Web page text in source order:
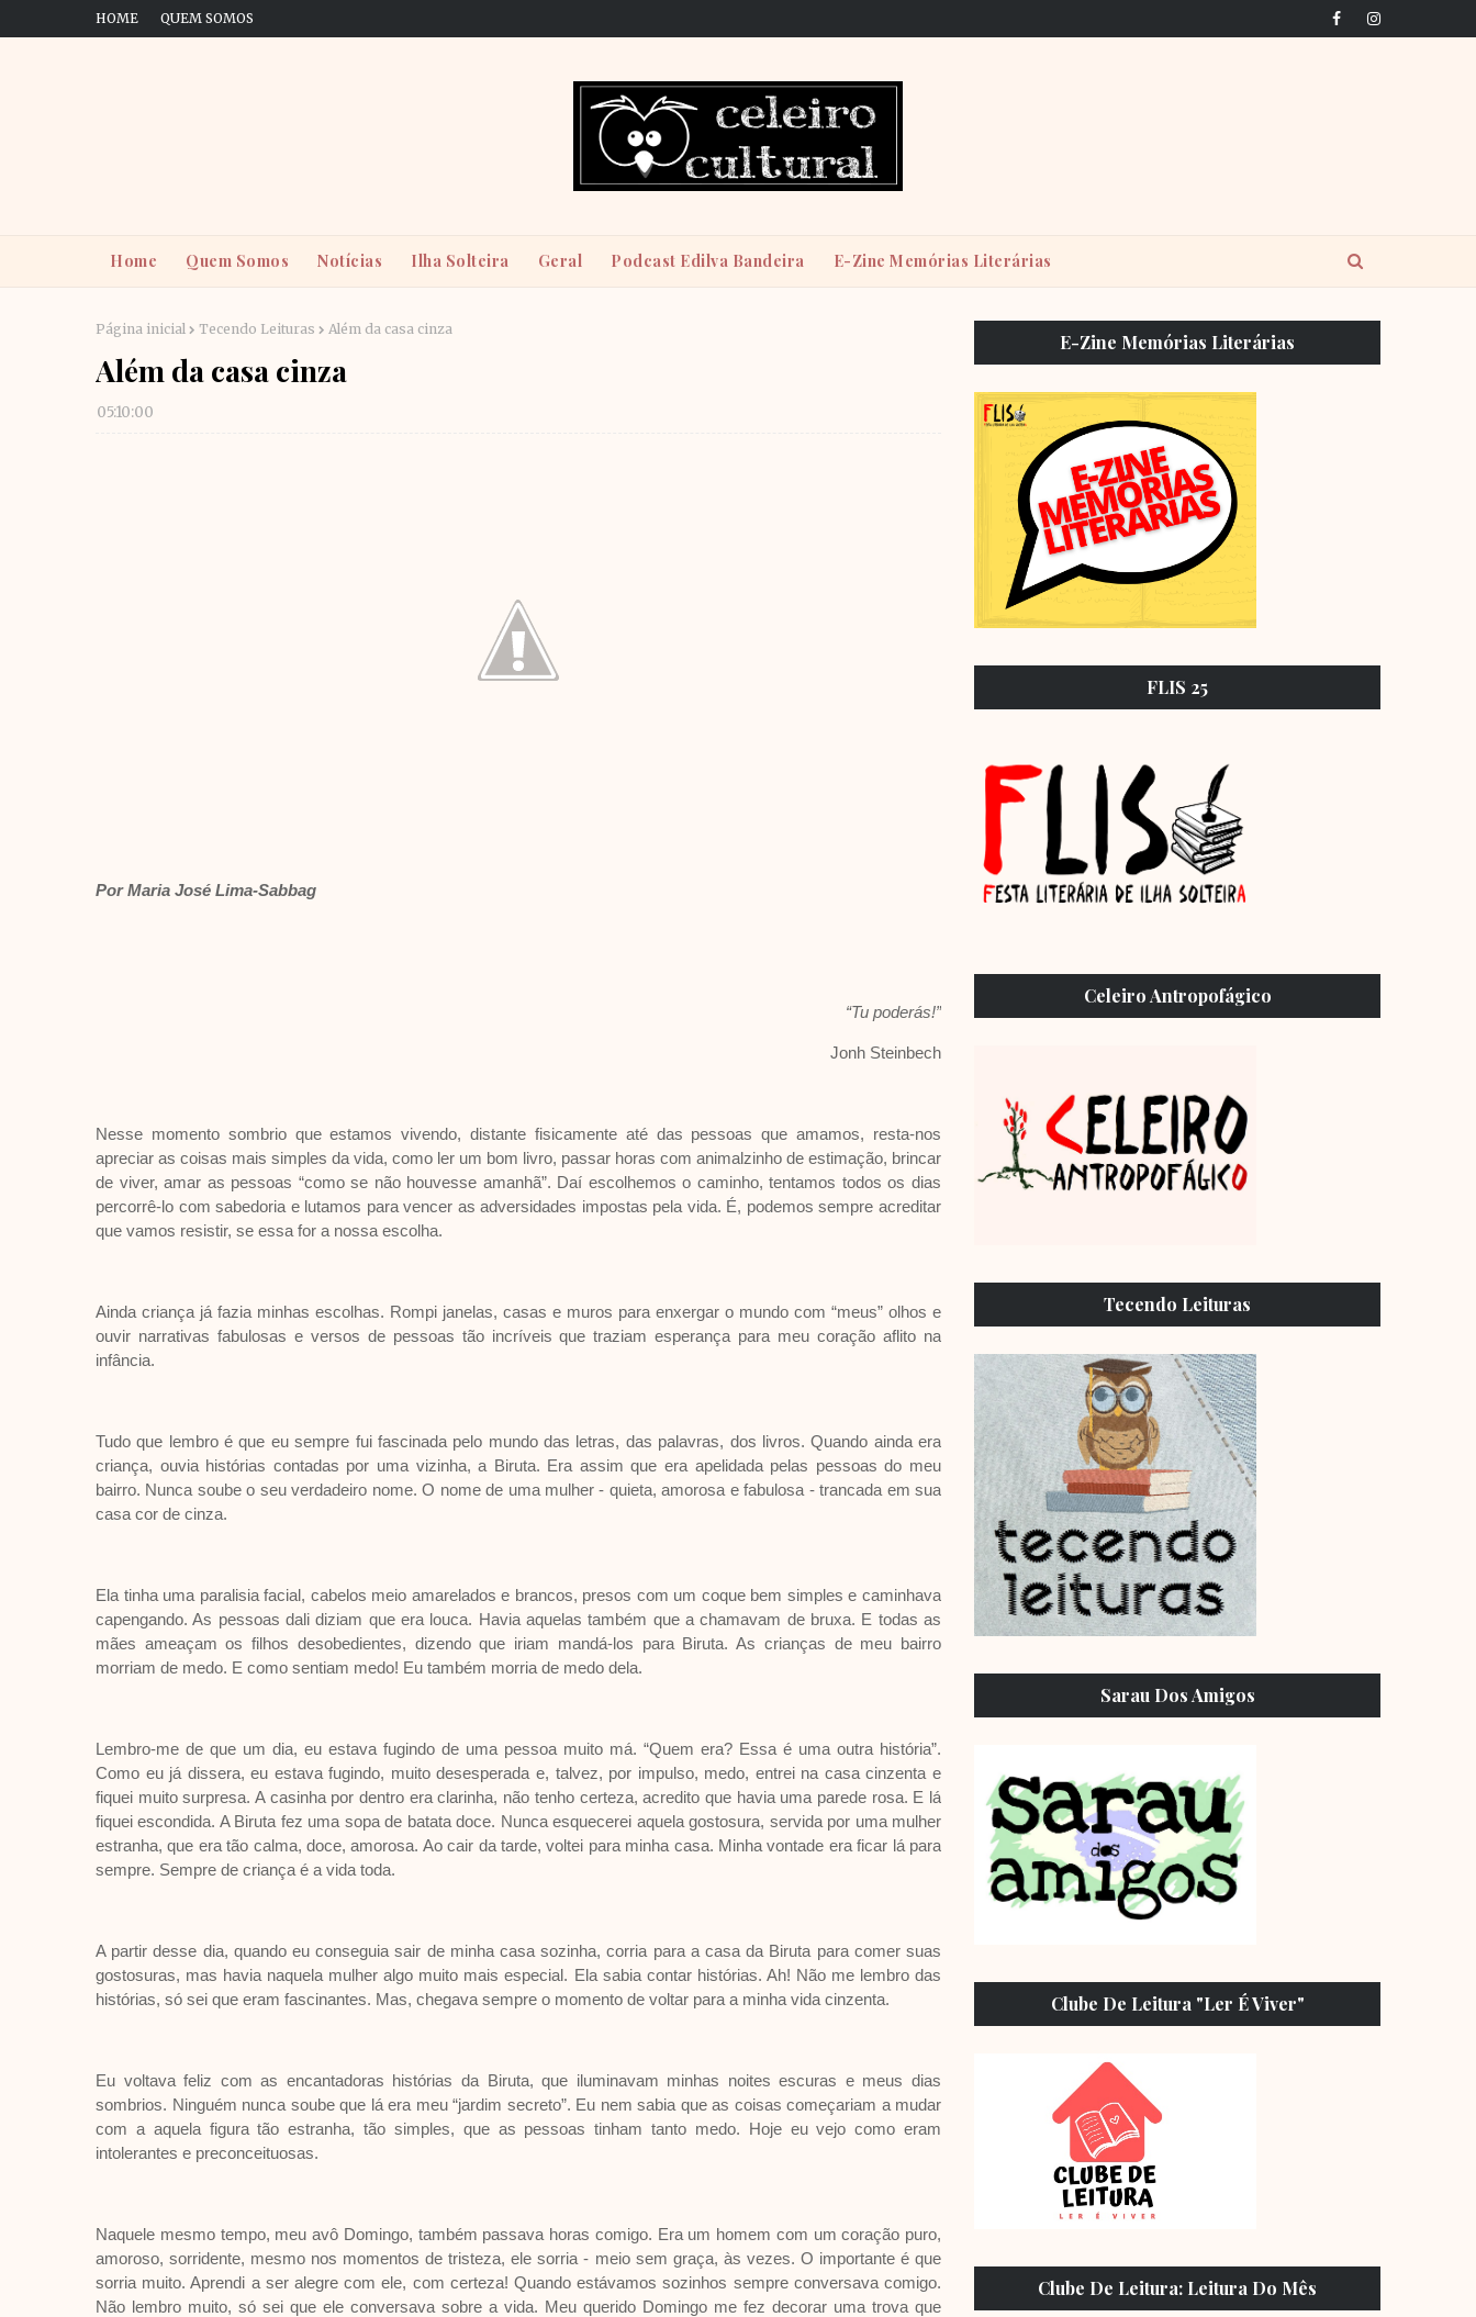
HOME QUEM SOMOS
Home Quem Somos Notícias Ilha Solteira Geral Podcast Edilva Bandeira E-Zine Memórias Literárias
Página inicial Tecendo Leituras Além da casa cinza
Além da casa cinza
05:10:00
Por Maria José Lima-Sabbag
“Tu poderás!”
Jonh Steinbech
Nesse momento sombrio que estamos vivendo, distante fisicamente até das pessoas que amamos, resta-nos
apreciar as coisas mais simples da vida, como ler um bom livro, passar horas com animalzinho de estimação, brincar
de viver, amar as pessoas “como se não houvesse amanhã”. Daí escolhemos o caminho, tentamos todos os dias
percorrê-lo com sabedoria e lutamos para vencer as adversidades impostas pela vida. É, podemos sempre acreditar
que vamos resistir, se essa for a nossa escolha.
Ainda criança já fazia minhas escolhas. Rompi janelas, casas e muros para enxergar o mundo com “meus” olhos e
ouvir narrativas fabulosas e versos de pessoas tão incríveis que traziam esperança para meu coração aflito na
infância.
Tudo que lembro é que eu sempre fui fascinada pelo mundo das letras, das palavras, dos livros. Quando ainda era
criança, ouvia histórias contadas por uma vizinha, a Biruta. Era assim que era apelidada pelas pessoas do meu
bairro. Nunca soube o seu verdadeiro nome. O nome de uma mulher - quieta, amorosa e fabulosa - trancada em sua
casa cor de cinza.
Ela tinha uma paralisia facial, cabelos meio amarelados e brancos, presos com um coque bem simples e caminhava
capengando. As pessoas dali diziam que era louca. Havia aquelas também que a chamavam de bruxa. E todas as
mães ameaçam os filhos desobedientes, dizendo que iriam mandá-los para Biruta. As crianças de meu bairro
morriam de medo. E como sentiam medo! Eu também morria de medo dela.
Lembro-me de que um dia, eu estava fugindo de uma pessoa muito má. “Quem era? Essa é uma outra história”.
Como eu já dissera, eu estava fugindo, muito desesperada e, talvez, por impulso, medo, entrei na casa cinzenta e
fiquei muito surpresa. A casinha por dentro era clarinha, não tenho certeza, acredito que havia uma parede rosa. E lá
fiquei escondida. A Biruta fez uma sopa de batata doce. Nunca esquecerei aquela gostosura, servida por uma mulher
estranha, que era tão calma, doce, amorosa. Ao cair da tarde, voltei para minha casa. Minha vontade era ficar lá para
sempre. Sempre de criança é a vida toda.
A partir desse dia, quando eu conseguia sair de minha casa sozinha, corria para a casa da Biruta para comer suas
gostosuras, mas havia naquela mulher algo muito mais especial. Ela sabia contar histórias. Ah! Não me lembro das
histórias, só sei que eram fascinantes. Mas, chegava sempre o momento de voltar para a minha vida cinzenta.
Eu voltava feliz com as encantadoras histórias da Biruta, que iluminavam minhas noites escuras e meus dias
sombrios. Ninguém nunca soube que lá era meu “jardim secreto”. Eu nem sabia que as coisas começariam a mudar
com a aquela figura tão estranha, tão simples, que as pessoas tinham tanto medo. Hoje eu vejo como eram
intolerantes e preconceituosas.
Naquele mesmo tempo, meu avô Domingo, também passava horas comigo. Era um homem com um coração puro,
amoroso, sorridente, mesmo nos momentos de tristeza, ele sorria - meio sem graça, às vezes. O importante é que
sorria muito. Aprendi a ser alegre com ele, com certeza! Quando estávamos sozinhos sempre conversava comigo.
Não lembro muito, só sei que ele conversava sobre a vida. Meu querido Domingo me fez decorar uma trova que
E-Zine Memórias Literárias
FLIS 25
Celeiro Antropofágico
Tecendo Leituras
Sarau Dos Amigos
Clube De Leitura "Ler É Viver"
Clube De Leitura: Leitura Do Mês